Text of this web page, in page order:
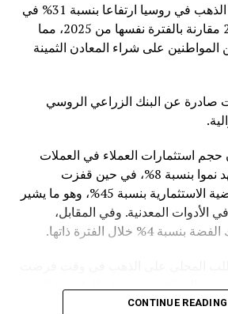
سجلت مبيعات سبائك الذهب في روسيا ارتفاعا بنسبة 31% في
النصف الأول من 2026 مقارنة بالفترة نفسها من 2025، مما
المواطنين على شراء المعادن الثمينة
صادرة عن البنك الزراعي الروسي
استثمارات العملاء في العملات
الذهبية الاستثمارية شهد نموا بنسبة 8%، في حين قفزت
مشتريات العملات الفضية الاستثمارية بنسبة 45%، وهو ما يشير
الأدوات المعدنية. وفي المقابل،
خلال الفترة ذاتها.
مرسوما يمنع تصدير سبائك الذهب التي
CONTINUE READING